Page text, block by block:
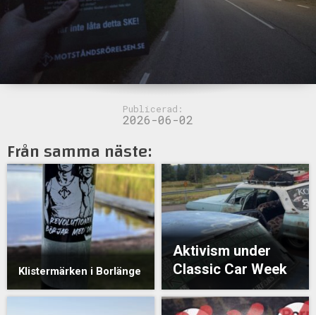
Publicerad:
2026-06-02
Från samma näste:
Klistermärken i Borlänge
Aktivism under
Classic Car Week